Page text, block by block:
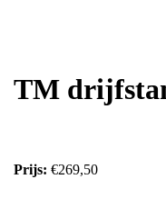
TM
Prijs: €269,50